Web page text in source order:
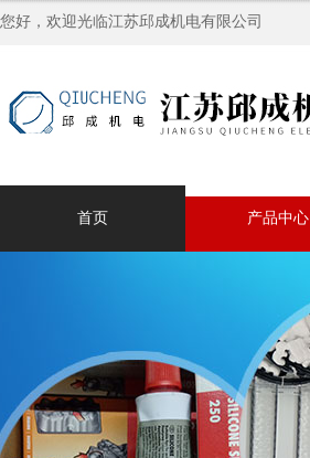
您好，欢迎光临江苏邱成机电有限公司
首页 产品中心